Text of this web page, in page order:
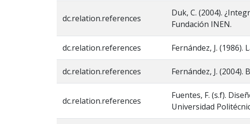
dc.relation.references
Duk, C. (2004).
Fundación INEN.
dc.relation.references Fernández, J. (1986).
dc.relation.references Fernández, J. (2004).
dc.relation.references
Fuentes, F. (s.f).
Universidad